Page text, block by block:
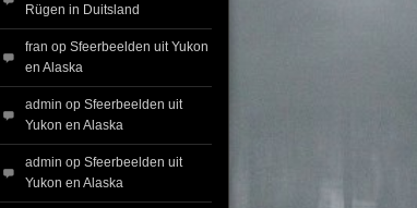
Rügen in Duitsland
fran opSfeerbeelden uit Yukon
en Alaska
admin opSfeerbeelden uit
Yukon en Alaska
admin opSfeerbeelden uit
Yukon en Alaska